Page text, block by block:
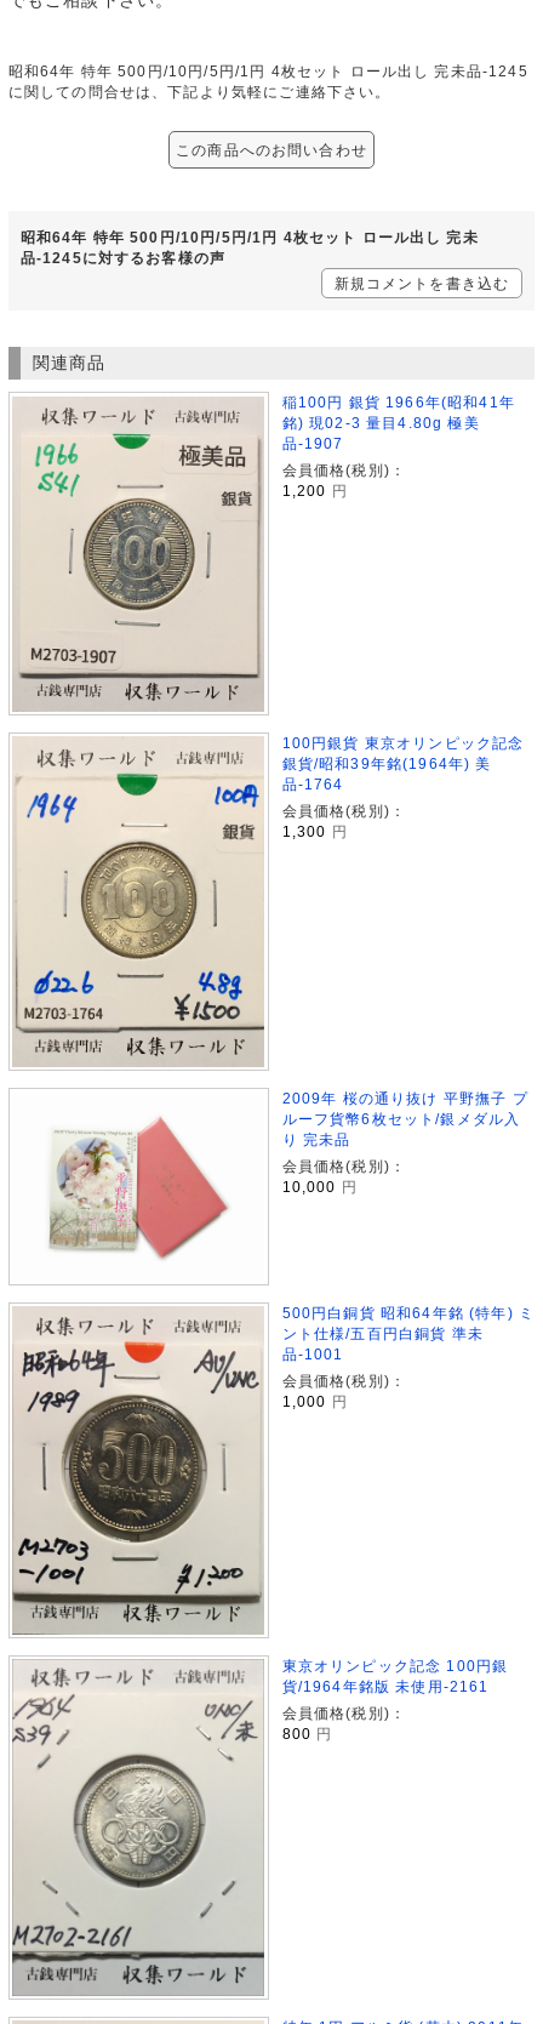
昭和64年 特年 500円/10円/5円/1円 4枚セット ロール出し 完未品-1245
に関しての問合せは、下記より気軽にご連絡下さい。
この商品へのお問い合わせ
昭和64年 特年 500円/10円/5円/1円 4枚セット ロール出し 完未
品-1245に対するお客様の声
新規コメントを書き込む
関連商品
稲100円 銀貨 1966年(昭和41年
銘) 現02-3 量目4.80g 極美
品-1907
会員価格(税別)：
1,200
円
100円銀貨 東京オリンピック記念
銀貨/昭和39年銘(1964年) 美
品-1764
会員価格(税別)：
1,300
円
2009年 桜の通り抜け 平野撫子 プ
ルーフ貨幣6枚セット/銀メダル入
り 完未品
会員価格(税別)：
10,000
円
500円白銅貨 昭和64年銘 (特年) ミ
ント仕様/五百円白銅貨 準未
品-1001
会員価格(税別)：
1,000
円
東京オリンピック記念 100円銀
貨/1964年銘版 未使用-2161
会員価格(税別)：
800 円